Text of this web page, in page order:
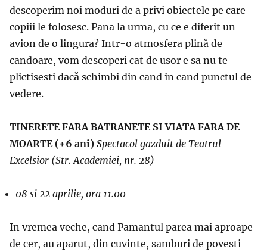
descoperim noi moduri de a privi obiectele pe care
copiii le folosesc. Pana la urma, cu ce e diferit un
avion de o lingura? Intr-o atmosfera plină de
candoare, vom descoperi cat de usor e sa nu te
plictisesti dacă schimbi din cand in cand punctul de
vedere.
TINERETE FARA BATRANETE SI VIATA FARA DE
MOARTE (+6 ani) Spectacol gazduit de Teatrul
Excelsior (Str. Academiei, nr. 28)
08 si 22 aprilie, ora 11.00
In vremea veche, cand Pamantul parea mai aproape
de cer, au aparut, din cuvinte, samburi de povesti